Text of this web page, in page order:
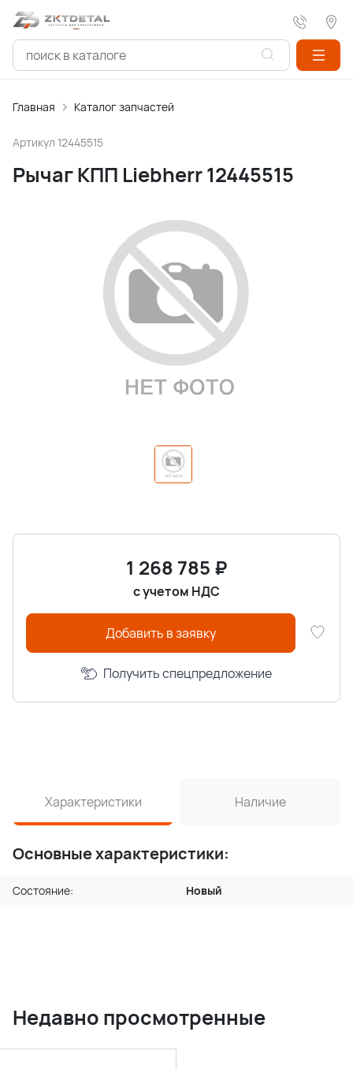
Главная Каталог запчастей
Артикул 12445515
Рычаг КПП Liebherr 12445515
1 268 785 ₽
с учетом НДС
Добавить в заявку
Получить спецпредложение
Характеристики Наличие
Основные характеристики:
Состояние: Новый
Недавно просмотренные